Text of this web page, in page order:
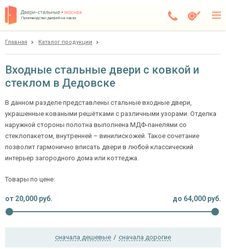
Производство дверей на заказ
Доставка
Установка
Галерея
Акции
О компании
Главная Каталог продукции
Входные стальные двери с ковкой и
стеклом в Дедовске
В данном разделе представлены стальные входные двери,
украшенные коваными решётками с различными узорами. Отделка
наружной стороны полотна выполнена МДФ-панелями со
стеклопакетом, внутренней – винилискожей. Такое сочетание
позволит гармонично вписать двери в любой классический
интерьер загородного дома или коттеджа.
Товары по цене:
от 20,000 руб. до 64,000 руб.
сначала дешевые / сначала дорогие